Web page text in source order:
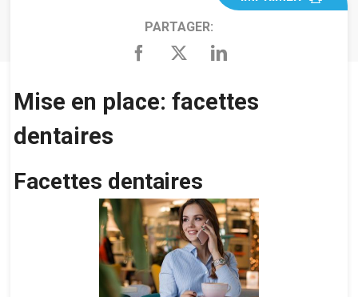
PARTAGER:
Mise en place: facettes
dentaires
Facettes dentaires